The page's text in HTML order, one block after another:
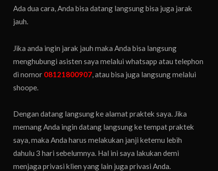
Ada dua cara, Anda bisa datang langsung bisa juga jarak
jauh.
Jika anda ingin jarak jauh maka Anda bisa langsung
menghubungi asisten saya melalui whatsapp atau telephon
di nomor 08121800907 , atau bisa juga langsung melalui
shoope.
Dengan datang langsung ke alamat praktek saya. Jika
memang Anda ingin datang langsung ke tempat praktek
saya, maka Anda harus melakukan janji ketemu lebih
dahulu 3 hari sebelumnya. Hal ini saya lakukan demi
menjaga privasi klien yang lain juga privasi Anda.